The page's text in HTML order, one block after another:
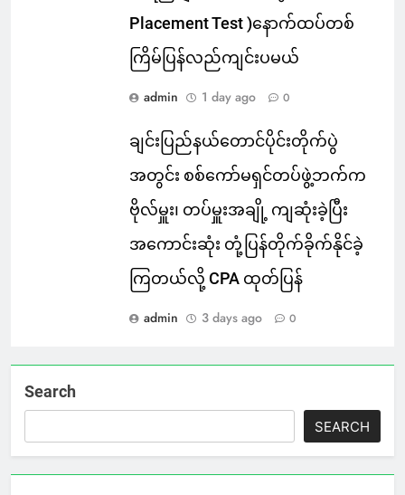
Placement Test )နောက်ထပ်တစ်
ကြိမ်ပြန်လည်ကျင်းပမယ်
admin 1 day ago 0
ချင်းပြည်နယ်တောင်ပိုင်းတိုက်ပွဲ
အတွင်း စစ်ကော်မရှင်တပ်ဖွဲ့ဘက်က
ဗိုလ်မှူး၊ တပ်မှူးအချို့ ကျဆုံးခဲ့ပြီး
အကောင်းဆုံး တုံ့ပြန်တိုက်ခိုက်နိုင်ခဲ့
ကြတယ်လို့ CPA ထုတ်ပြန်
admin 3 days ago 0
Search
SEARCH